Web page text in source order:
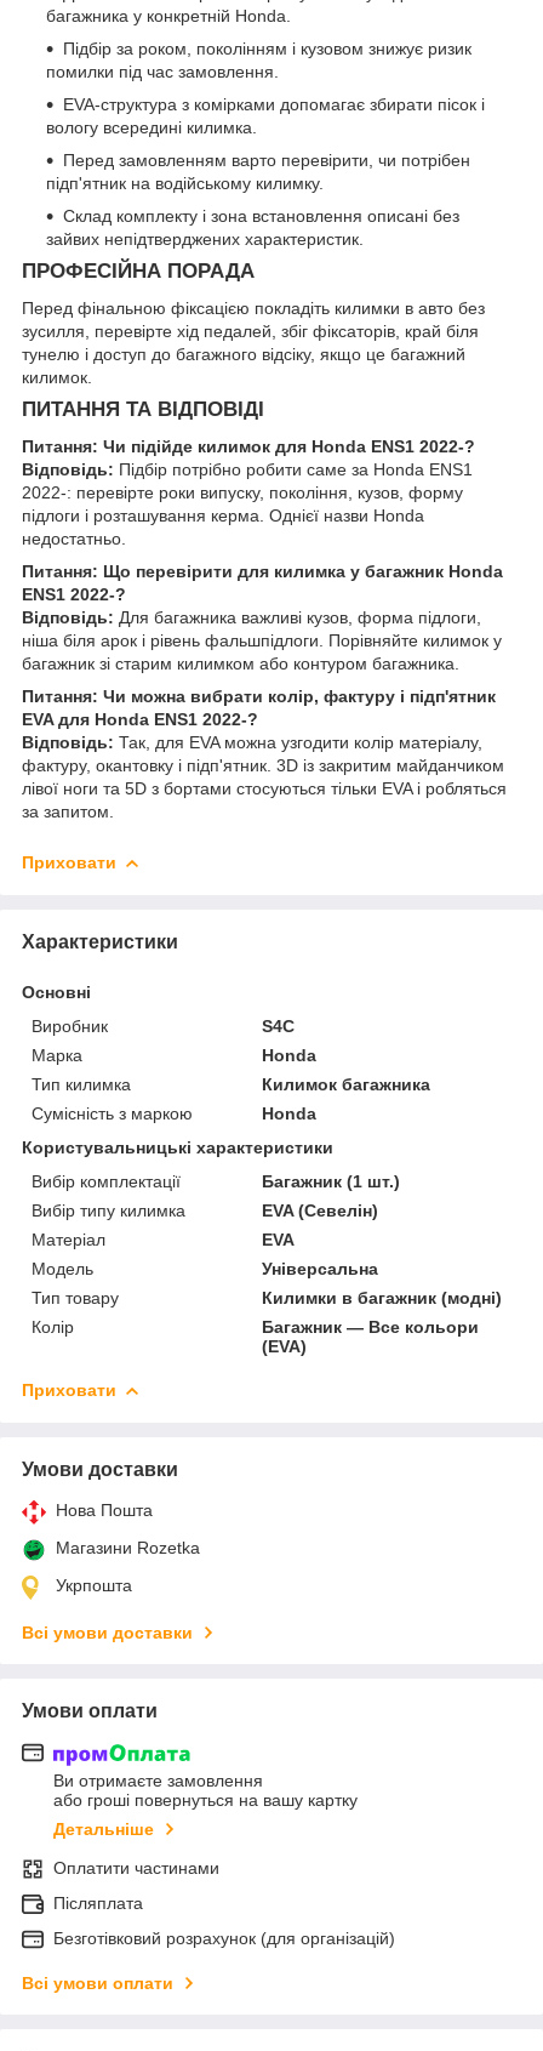
багажника у конкретній Honda.
Підбір за роком, поколінням і кузовом знижує ризик
помилки під час замовлення.
EVA-структура з комірками допомагає збирати пісок і
вологу всередині килимка.
Перед замовленням варто перевірити, чи потрібен
підп'ятник на водійському килимку.
Склад комплекту і зона встановлення описані без
зайвих непідтверджених характеристик.
ПРОФЕСІЙНА ПОРАДА
Перед фінальною фіксацією покладіть килимки в авто без
зусилля, перевірте хід педалей, збіг фіксаторів, край біля
тунелю і доступ до багажного відсіку, якщо це багажний
килимок.
ПИТАННЯ ТА ВІДПОВІДІ
Питання: Чи підійде килимок для Honda ENS1 2022-?
Відповідь: Підбір потрібно робити саме за Honda ENS1
2022-: перевірте роки випуску, покоління, кузов, форму
підлоги і розташування керма. Однієї назви Honda
недостатньо.
Питання: Що перевірити для килимка у багажник Honda
ENS1 2022-?
Відповідь: Для багажника важливі кузов, форма підлоги,
ніша біля арок і рівень фальшпідлоги. Порівняйте килимок у
багажник зі старим килимком або контуром багажника.
Питання: Чи можна вибрати колір, фактуру і підп'ятник
EVA для Honda ENS1 2022-?
Відповідь: Так, для EVA можна узгодити колір матеріалу,
фактуру, окантовку і підп'ятник. 3D із закритим майданчиком
лівої ноги та 5D з бортами стосуються тільки EVA і робляться
за запитом.
Приховати
Характеристики
Основні
Виробник
S4C
Марка
Honda
Тип килимка
Килимок багажника
Сумісність з маркою
Honda
Користувальницькі характеристики
Вибір комплектації
Багажник (1 шт.)
Вибір типу килимка
EVA (Севелін)
Матеріал
EVA
Мoдель
Універсальна
Тип товару
Килимки в багажник (модні)
Колір
Багажник — Все кольори
(EVA)
Приховати
Умови доставки
Нова Пошта
Магазини Rozetka
Укрпошта
Всі умови доставки
Умови оплати
Ви отримаєте замовлення
або гроші повернуться на вашу картку
Детальніше
Оплатити частинами
Післяплата
Безготівковий розрахунок (для організацій)
Всі умови оплати